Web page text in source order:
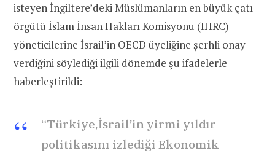
isteyen İngiltere’deki Müslümanların en büyük çatı
örgütü İslam İnsan Hakları Komisyonu (IHRC)
yöneticilerine İsrail’in OECD üyeliğine şerhli onay
verdiğini söylediği ilgili dönemde şu ifadelerle
haberleştirildi:
“Türkiye,İsrail’in yirmi yıldır
politikasını izlediği Ekonomik